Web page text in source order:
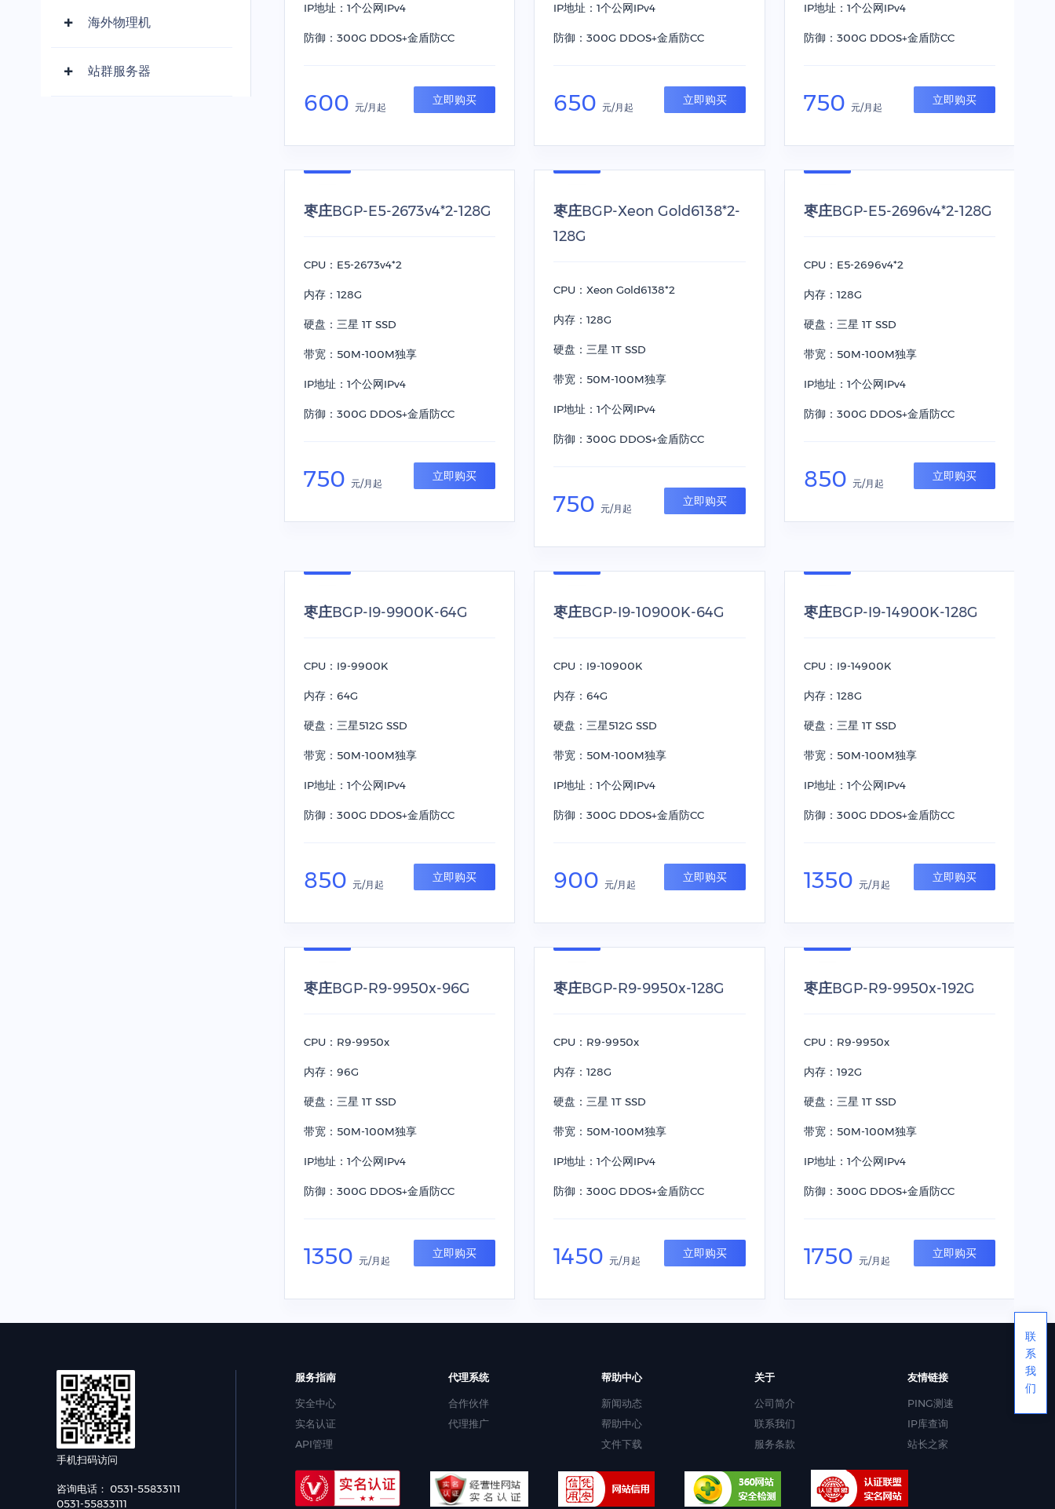
海外物理机
站群服务器
IP地址：1个公网IPv4
防御：300G DDOS+金盾防CC
600 元/月起
立即购买
IP地址：1个公网IPv4
防御：300G DDOS+金盾防CC
650元/月起
立即购买
IP地址：1个公网IPv4
防御：300G DDOS+金盾防CC
750 元/月起
立即购买
枣庄BGP-E5-2673v4*2-128G
CPU：E5-2673v4*2
内存：128G
硬盘：三星 1T SSD
带宽：50M-100M独享
IP地址：1个公网IPv4
防御：300G DDOS+金盾防CC
750 元/月起
立即购买
枣庄BGP-Xeon Gold6138*2-
128G
CPU：Xeon Gold6138*2
内存：128G
硬盘：三星 1T SSD
带宽：50M-100M独享
IP地址：1个公网IPv4
防御：300G DDOS+金盾防CC
750元/月起
立即购买
枣庄BGP-E5-2696v4*2-128G
CPU：E5-2696v4*2
内存：128G
硬盘：三星 1T SSD
带宽：50M-100M独享
IP地址：1个公网IPv4
防御：300G DDOS+金盾防CC
850 元/月起
立即购买
枣庄BGP-I9-9900K-64G
CPU：I9-9900K
内存：64G
硬盘：三星512G SSD
带宽：50M-100M独享
IP地址：1个公网IPv4
防御：300G DDOS+金盾防CC
850 元/月起
立即购买
枣庄BGP-I9-10900K-64G
CPU：I9-10900K
内存：64G
硬盘：三星512G SSD
带宽：50M-100M独享
IP地址：1个公网IPv4
防御：300G DDOS+金盾防CC
900元/月起
立即购买
枣庄BGP-I9-14900K-128G
CPU：I9-14900K
内存：128G
硬盘：三星 1T SSD
带宽：50M-100M独享
IP地址：1个公网IPv4
防御：300G DDOS+金盾防CC
1350 元/月起
立即购买
枣庄BGP-R9-9950x-96G
CPU：R9-9950x
内存：96G
硬盘：三星 1T SSD
带宽：50M-100M独享
IP地址：1个公网IPv4
防御：300G DDOS+金盾防CC
1350 元/月起
立即购买
枣庄BGP-R9-9950x-128G
CPU：R9-9950x
内存：128G
硬盘：三星 1T SSD
带宽：50M-100M独享
IP地址：1个公网IPv4
防御：300G DDOS+金盾防CC
1450元/月起
立即购买
枣庄BGP-R9-9950x-192G
CPU：R9-9950x
内存：192G
硬盘：三星 1T SSD
带宽：50M-100M独享
IP地址：1个公网IPv4
防御：300G DDOS+金盾防CC
1750 元/月起
立即购买
手机扫码访问
咨询电话： 0531-55833111
0531-55833111
服务指南
安全中心
实名认证
API管理
代理系统
合作伙伴
代理推广
帮助中心
新闻动态
帮助中心
文件下载
关于
公司简介
联系我们
服务条款
友情链接
PING测速
IP库查询
站长之家
联
系
我
们